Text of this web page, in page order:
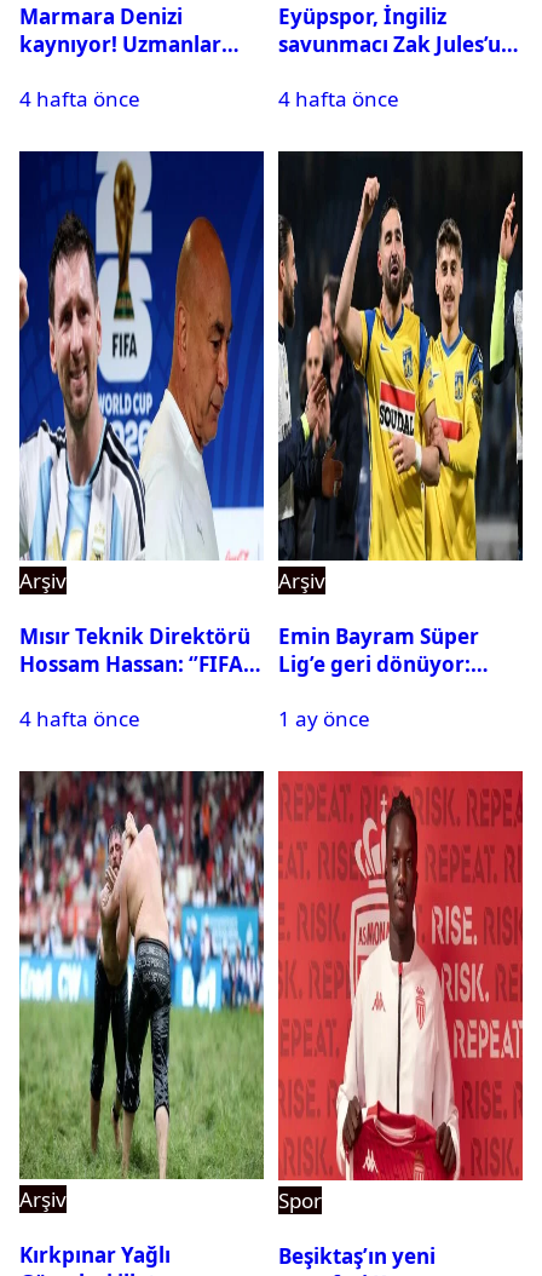
Marmara Denizi
kaynıyor! Uzmanlar
4 hafta önce
Eyüpspor, İngiliz
savunmacı Zak Jules’u
4 hafta önce
Arşiv
Mısır Teknik Direktörü
Hossam Hassan: ‘’FIFA,
istemiyor’’
4 hafta önce
Arşiv
Emin Bayram Süper
Lig’e geri dönüyor:
1 ay önce
Arşiv
Kırkpınar Yağlı
Spor
Beşiktaş’ın yeni